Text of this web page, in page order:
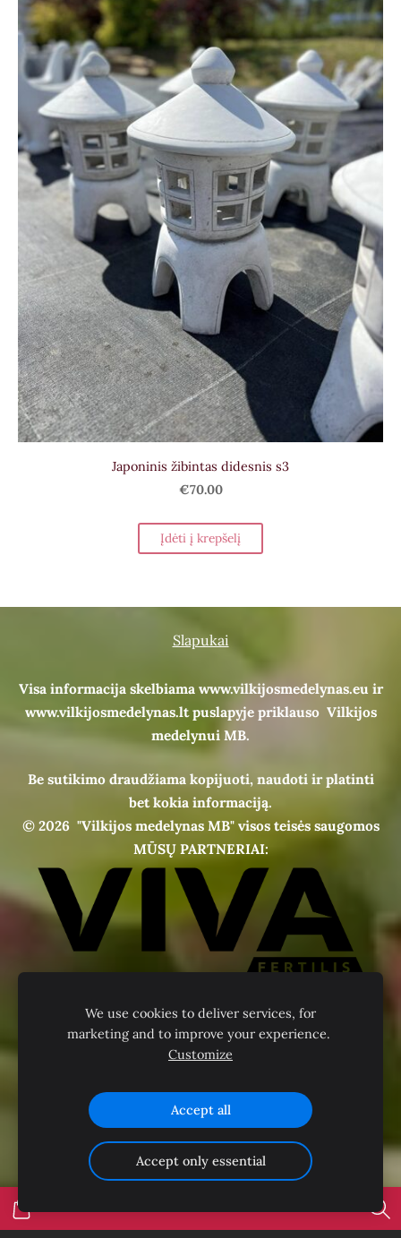
Japoninis žibintas didesnis s3
€70.00
Įdėti į krepšelį
Slapukai
Visa informacija skelbiama www.vilkijosmedelynas.eu ir
www.vilkijosmedelynas.lt puslapyje priklauso Vilkijos
medelynui MB.
Be sutikimo draudžiama kopijuoti, naudoti ir platinti
bet kokia informaciją.
© 2026 "Vilkijos medelynas MB" visos teisės saugomos
MŪSŲ PARTNERIAI:
We use cookies to deliver services, for
marketing and to improve your experience.
Customize
Accept all
Accept only essential